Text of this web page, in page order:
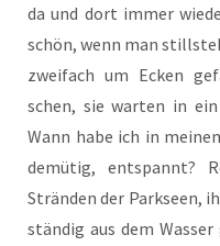
da und dort immer
schön, wenn man
zwei­fach um Ecken
schen, sie war­ten in
Wann habe ich in
demü­tig, ent­spannt?
Strän­den der Park­seen,
stän­dig aus dem